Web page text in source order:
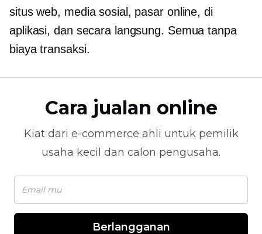
situs web, media sosial, pasar online, di
aplikasi, dan secara langsung. Semua tanpa
biaya transaksi.
Cara jualan online
Kiat dari e-commerce ahli untuk pemilik
usaha kecil dan calon pengusaha.
Berlangganan